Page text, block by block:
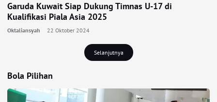
Bola Pilihan
Garuda Kuwait Siap Dukung Timnas U-17 di
Kualifikasi Piala Asia 2025
Oktaliansyah 22 Oktober 2024
Selanjutnya